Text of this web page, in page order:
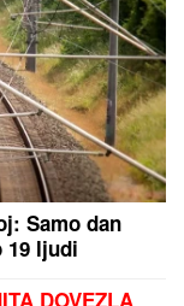
NIKADA
Ratković
što je Ana
sam se
koju volim